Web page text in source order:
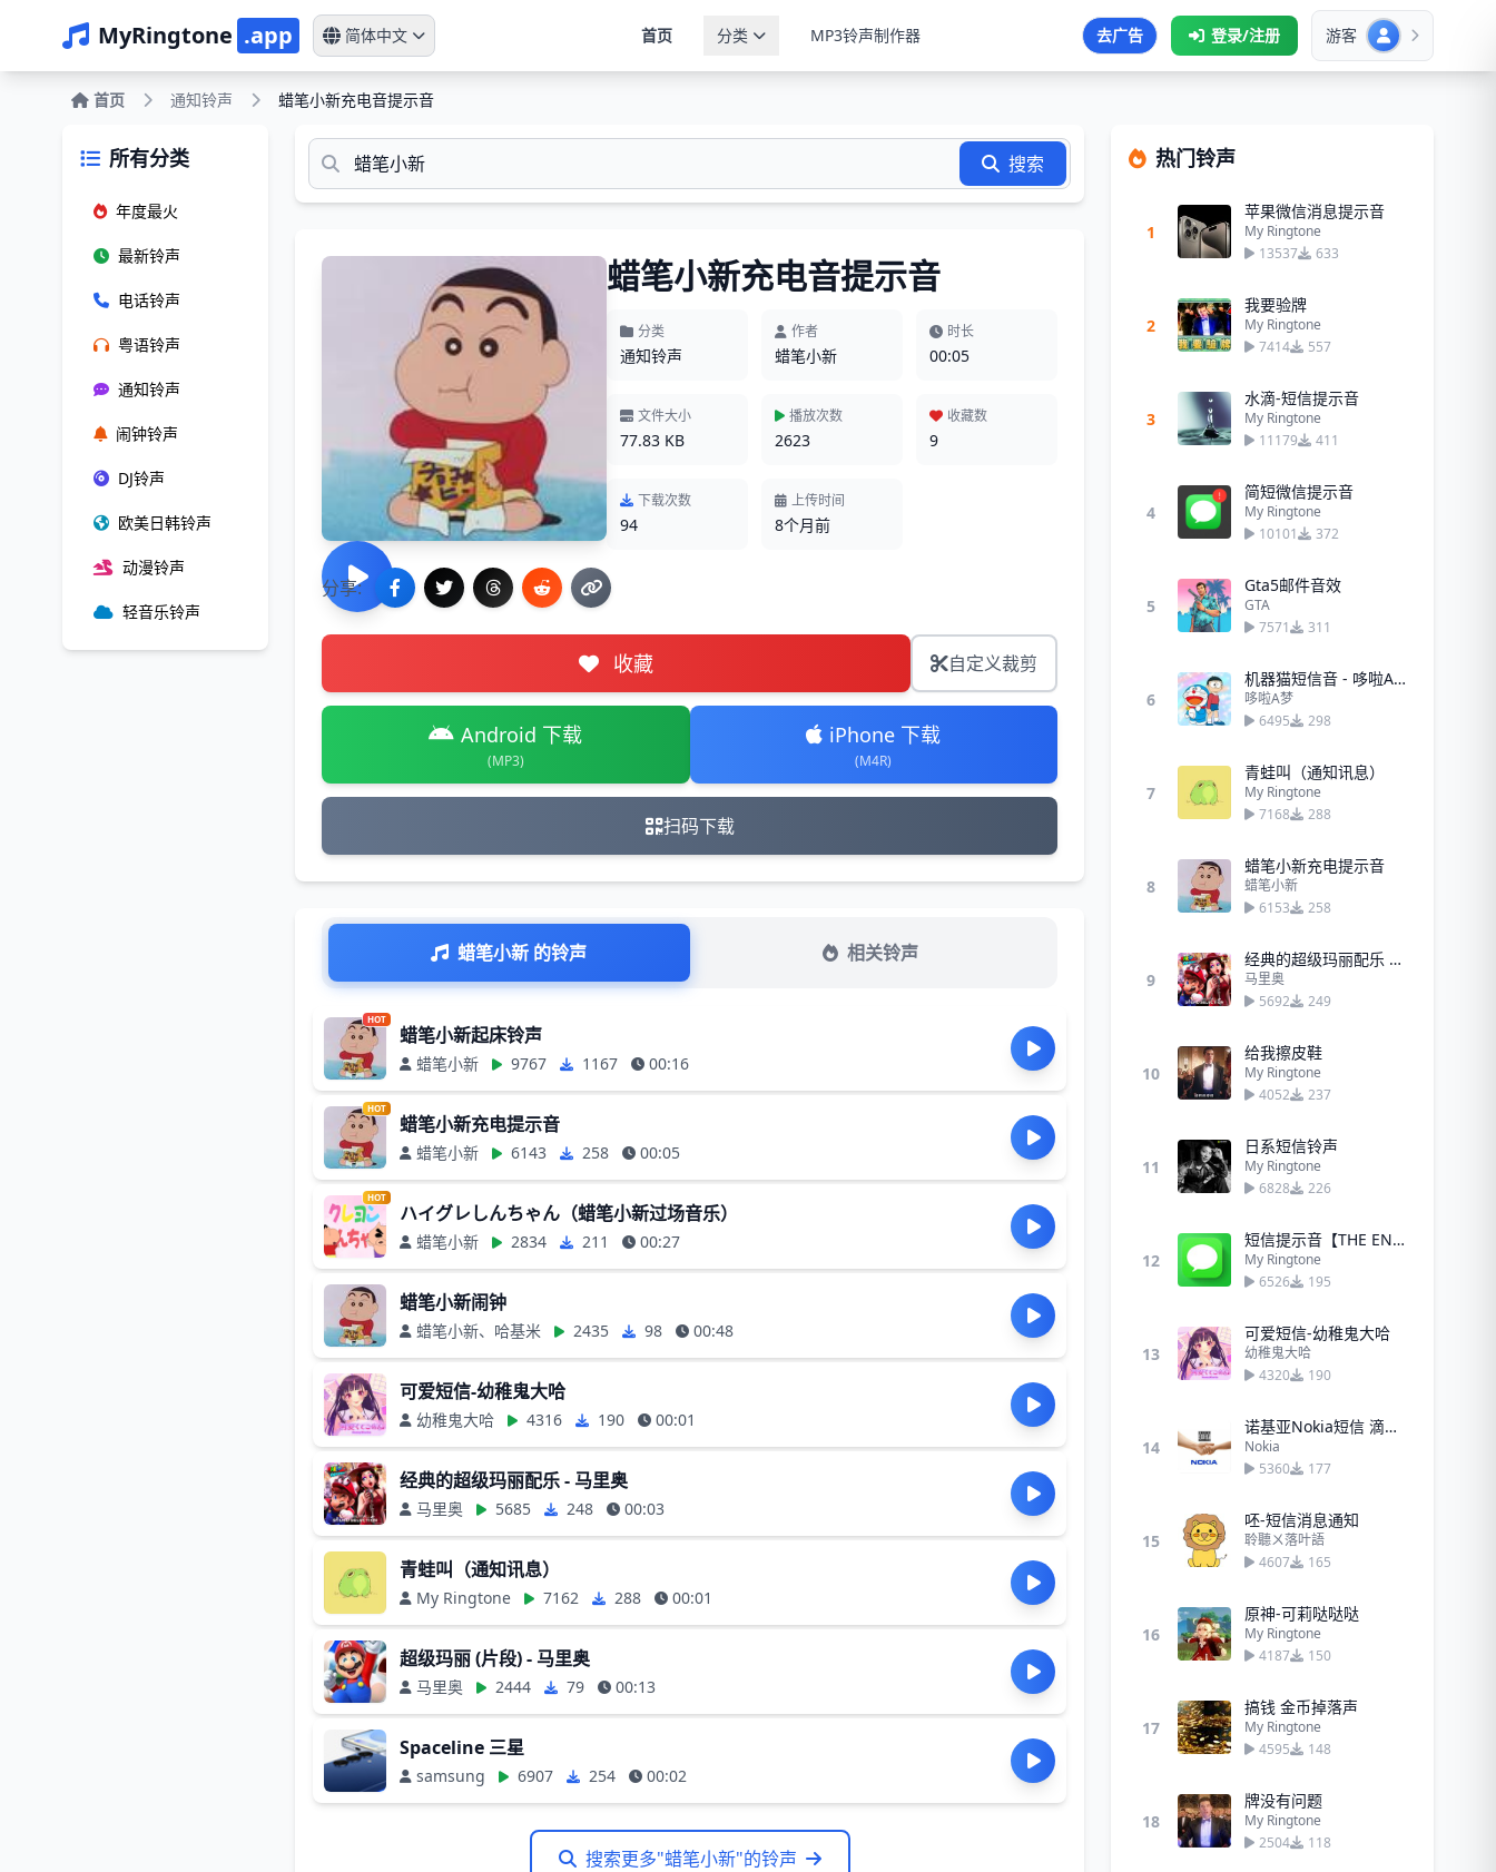
MyRingtone .app 简体中文 首页 分类 MP3铃声制作器 去广告 登录/注册 游客
首页 通知铃声 蜡笔小新充电音提示音
所有分类
年度最火
最新铃声
电话铃声
粤语铃声
通知铃声
闹钟铃声
DJ铃声
欧美日韩铃声
动漫铃声
轻音乐铃声
搜索
蜡笔小新充电音提示音
分类
通知铃声
作者
蜡笔小新
时长
00:05
文件大小
77.83 KB
播放次数
2623
收藏数
9
下载次数
94
上传时间
8个月前
分享:
收藏 自定义裁剪
Android 下载
(MP3)
iPhone 下载
(M4R)
扫码下载
蜡笔小新 的铃声 相关铃声
HOT
蜡笔小新起床铃声
蜡笔小新 9767 1167 00:16
HOT
蜡笔小新充电提示音
蜡笔小新 6143 258 00:05
HOT
ハイグレしんちゃん（蜡笔小新过场音乐）
蜡笔小新 2834 211 00:27
蜡笔小新闹钟
蜡笔小新、哈基米 2435 98 00:48
可爱短信-幼稚鬼大哈
幼稚鬼大哈 4316 190 00:01
经典的超级玛丽配乐 - 马里奥
马里奥 5685 248 00:03
青蛙叫（通知讯息）
My Ringtone 7162 288 00:01
超级玛丽 (片段) - 马里奥
马里奥 2444 79 00:13
Spaceline 三星
samsung 6907 254 00:02
搜索更多"蜡笔小新"的铃声
热门铃声
1
苹果微信消息提示音
My Ringtone
13537
633
2
我要验牌
My Ringtone
7414
557
3
水滴-短信提示音
My Ringtone
11179
411
4
简短微信提示音
My Ringtone
10101
372
5
Gta5邮件音效
GTA
7571
311
6
机器猫短信音 - 哆啦A梦
哆啦A梦
6495
298
7
青蛙叫（通知讯息）
My Ringtone
7168
288
8
蜡笔小新充电提示音
蜡笔小新
6153
258
9
经典的超级玛丽配乐 - 马里奥
马里奥
5692
249
10
给我擦皮鞋
My Ringtone
4052
237
11
日系短信铃声
My Ringtone
6828
226
12
短信提示音【THE END】
My Ringtone
6526
195
13
可爱短信-幼稚鬼大哈
幼稚鬼大哈
4320
190
14
诺基亚Nokia短信 滴滴 滴滴
Nokia
5360
177
15
呸-短信消息通知
聆聽ㄨ落叶語
4607
165
16
原神-可莉哒哒哒
My Ringtone
4187
150
17
搞钱 金币掉落声
My Ringtone
4595
148
18
牌没有问题
My Ringtone
2504
118